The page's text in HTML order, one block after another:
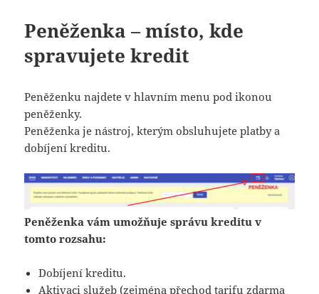
Peněženka – místo, kde
spravujete kredit
Peněženku najdete v hlavním menu pod ikonou
peněženky.
Peněženka je nástroj, kterým obsluhujete platby a
dobíjení kreditu.
Peněženka vám umožňuje správu kreditu v
tomto rozsahu:
Dobíjení kreditu.
Aktivaci služeb (zejména přechod tarifu zdarma